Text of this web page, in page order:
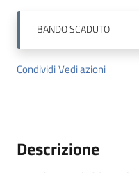
BANDOSCADUTO
CondividiVedi azioni
Descrizione